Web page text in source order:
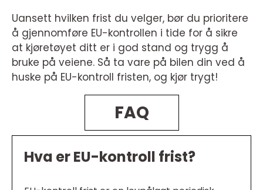
Uansett hvilken frist du velger, bør du prioritere
å gjennomføre EU-kontrollen i tide for å sikre
at kjøretøyet ditt er i god stand og trygg å
bruke på veiene. Så ta vare på bilen din ved å
huske på EU-kontroll fristen, og kjør trygt!
FAQ
Hva er EU-kontroll frist?